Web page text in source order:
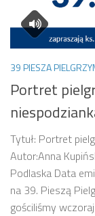
39 PIESZA
Portret
Tytuł: Portret
Autor:Anna
Podlaska Data
na 39. Pieszą
gościliśmy